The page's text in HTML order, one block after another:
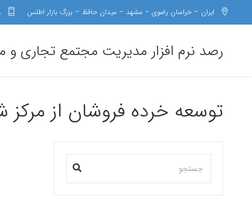
ایران – خراسان رضوی – مشهد – میدان حافظ – بزرگ بازار اطلس
رصد نرم افزار مدیریت مجتمع تجاری و
توسعه خرده فروشان از